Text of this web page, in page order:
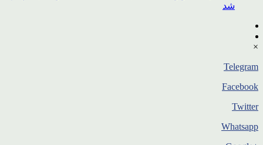
شد
×
Telegram
Facebook
Twitter
Whatsapp